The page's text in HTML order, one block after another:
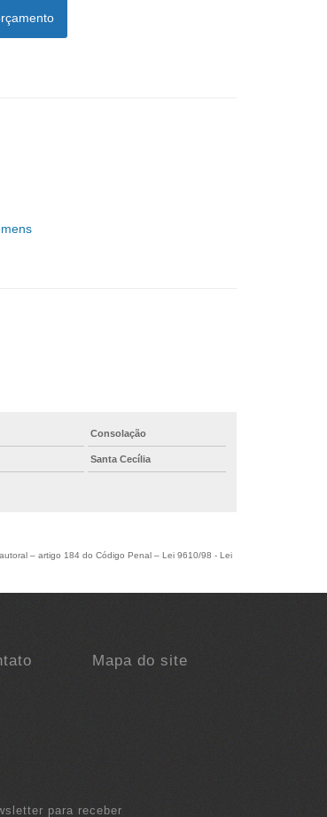
Consolação
Santa Cecília
– artigo 184 do Código Penal – Lei 9610/98 - Lei
Mapa do site
para receber